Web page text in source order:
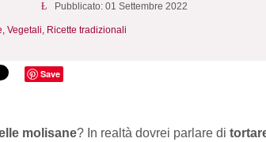
Pubblicato: 01 Settembre 2022
Vegetali, Ricette tradizionali
Save
molisane? In realtà dovrei parlare di